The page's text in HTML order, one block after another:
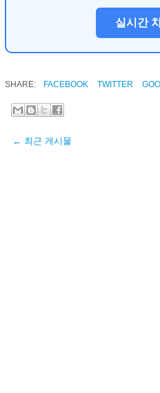
실시간
SHARE: FACEBOOK TWITTER
← 최근 게시물